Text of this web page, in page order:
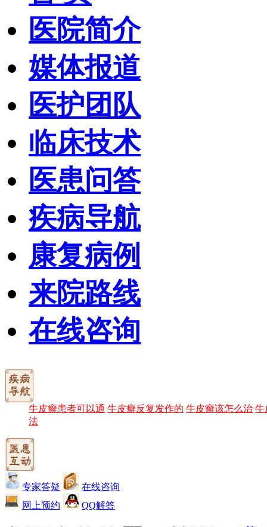
医院简介
媒体报道
医护团队
临床技术
医患问答
疾病导航
康复病例
来院路线
在线咨询
牛皮癣患者可以通 牛皮癣反复发作的 牛皮癣该怎么治 牛
法
专家答疑
在线咨询
网上预约
QQ解答